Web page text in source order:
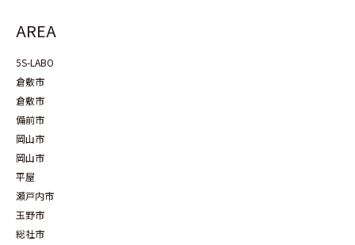
AREA
5S-LABO
倉敷市
倉敷市
備前市
岡山市
岡山市
平屋
瀬戸内市
玉野市
総社市